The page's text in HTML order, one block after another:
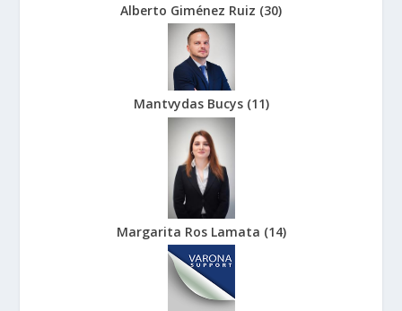
Alberto Giménez Ruiz (30)
Mantvydas Bucys (11)
Margarita Ros Lamata (14)